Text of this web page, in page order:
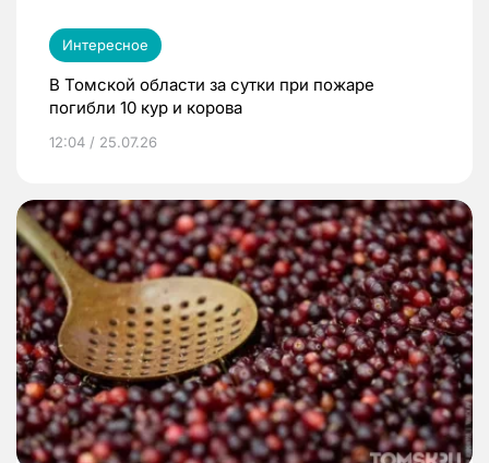
Интересное
В Томской области за сутки при пожаре
погибли 10 кур и корова
12:04 / 25.07.26